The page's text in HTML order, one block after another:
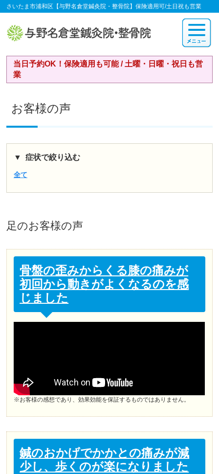
さいたま市浦和区【与野名倉堂鍼灸院・整骨院】保険適用可/土日祝も営業
当日予約OK！保険適用も可能 / 土曜・日曜・祝日も営
業
お客様の声
症状で絞り込む
全て
足のお客様の声
骨盤の歪みからくる膝の痛みが
初回から動きがよくなるのを感
じました
※お客様の感想であり、効果効能を保証するものではありません。
鍼のおかげでかかとの痛みが減
少し、歩くのが楽になりました